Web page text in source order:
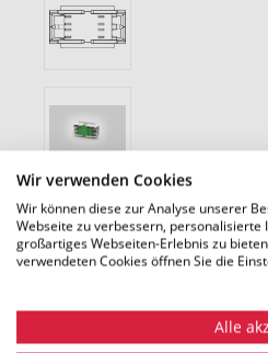
Wir verwenden Cookies
Wir können diese zur Analyse unserer
Webseite zu verbessern, personalisierte
großartiges Webseiten-Erlebnis zu
verwendeten Cookies öffnen Sie die
Alle